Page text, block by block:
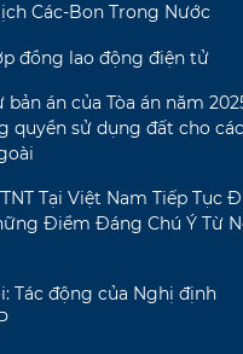
Các-Bon Trong Nước
đồng lao động điện tử
án của Tòa án năm
quyền sử dụng đất cho
Tại Việt Nam Tiếp Tục
Điểm Đáng Chú Ý Từ
Tác động của Nghị định